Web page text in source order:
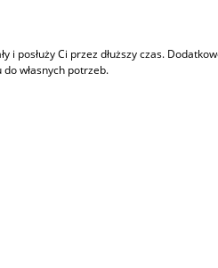
posłuży Ci przez dłuższy czas.
własnych potrzeb.